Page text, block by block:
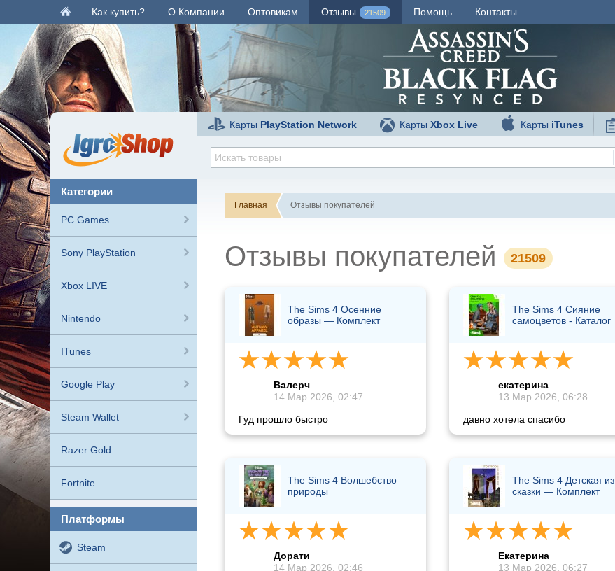
Как купить? О Компании Оптовикам Отзывы 21509 Помощь Контакты
Карты PlayStation Network КартыXbox Live Карты iTunes
категории
PC Games
Sony PlayStation
Xbox LIVE
Nintendo
ITunes
Google Play
Steam Wallet
Razer Gold
Fortnite
платформы
Steam
Главная Отзывы покупателей
Отзывы покупателей 21509
The Sims 4 Осенние
образы — Комплект
Валерч
14 Мар 2026, 02:47
Гуд прошло быстро
The Sims 4 Волшебство
природы
Дорати
14 Мар 2026, 02:46
The Sims 4 Сияние
самоцветов - Каталог
екатерина
13 Мар 2026, 06:28
давно хотела спасибо
The Sims 4 Детская из
сказки — Комплект
Екатерина
13 Мар 2026, 06:27